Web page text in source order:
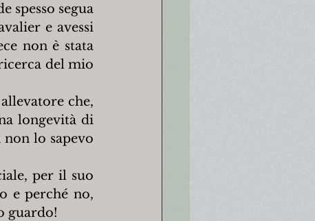
spesso segua
e avessi
non è stata
del mio
che,
longevità di
lo sapevo
per il suo
e perché no,
guardo!